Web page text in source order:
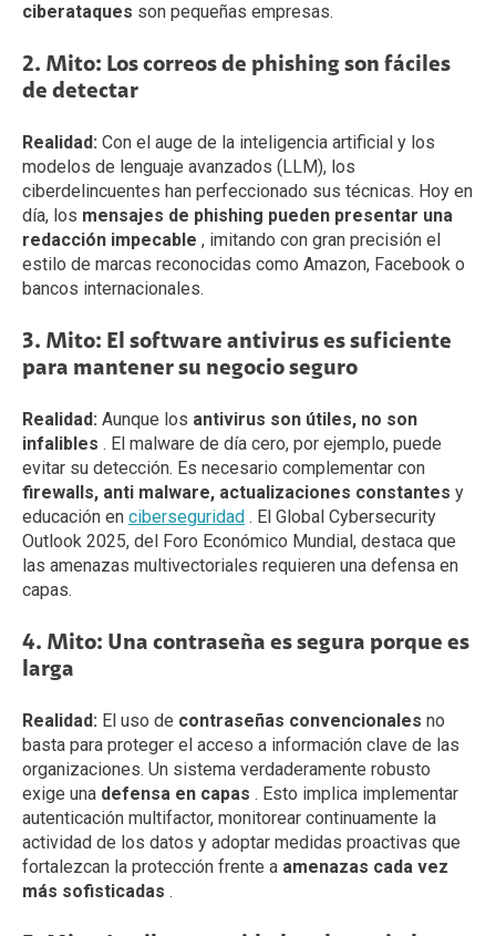
ciberataques son pequeñas empresas.
2. Mito: Los correos de phishing son fáciles
de detectar
Realidad: Con el auge de la inteligencia artificial y los
modelos de lenguaje avanzados (LLM), los
ciberdelincuentes han perfeccionado sus técnicas. Hoy en
día, los mensajes de phishing pueden presentar una
redacción impecable , imitando con gran precisión el
estilo de marcas reconocidas como Amazon, Facebook o
bancos internacionales.
3. Mito: El software antivirus es suficiente
para mantener su negocio seguro
Realidad: Aunque los antivirus son útiles, no son
infalibles . El malware de día cero, por ejemplo, puede
evitar su detección. Es necesario complementar con
firewalls, anti malware, actualizaciones constantes y
educación en ciberseguridad . El Global Cybersecurity
Outlook 2025, del Foro Económico Mundial, destaca que
las amenazas multivectoriales requieren una defensa en
capas.
4. Mito: Una contraseña es segura porque es
larga
Realidad: El uso de contraseñas convencionales no
basta para proteger el acceso a información clave de las
organizaciones. Un sistema verdaderamente robusto
exige una defensa en capas . Esto implica implementar
autenticación multifactor, monitorear continuamente la
actividad de los datos y adoptar medidas proactivas que
fortalezcan la protección frente a amenazas cada vez
más sofisticadas .